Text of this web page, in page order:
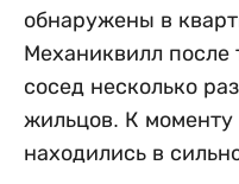
обнаружены в
Механиквилл после
сосед несколько
жильцов. К моменту
находились в